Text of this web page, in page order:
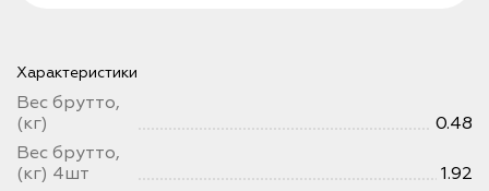
Характеристики
Вес брутто,
(кг)
0.48
Вес брутто,
(кг) 4шт
1.92